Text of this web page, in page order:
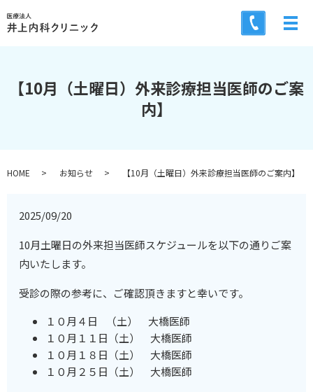
メ
【10月（土曜日）外来診療担当医師のご案
内】
HOME お知らせ 【10月（土曜日）外来診療担当医師のご案内】
2025/09/20
10月土曜日の外来担当医師スケジュールを以下の通りご案
内いたします。
受診の際の参考に、ご確認頂きますと幸いです。
１０月４日 （土） 大橋医師
１０月１１日（土） 大橋医師
１０月１８日（土） 大橋医師
１０月２５日（土） 大橋医師